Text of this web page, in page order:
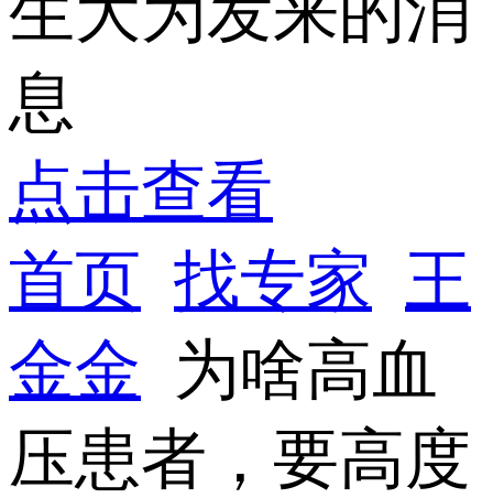
息
点击查看
首页 找专家 王
金金 为啥高血
压患者，要高度